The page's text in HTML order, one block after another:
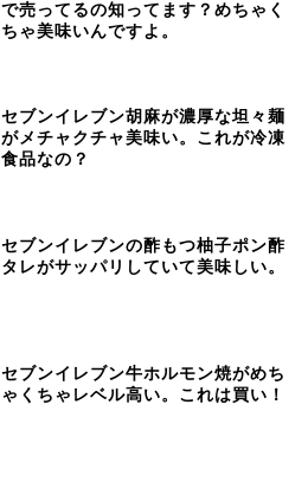
で売ってるの知ってます？めちゃく
ちゃ美味いんですよ。
セブンイレブン胡麻が濃厚な坦々麺
がメチャクチャ美味い。これが冷凍
食品なの？
セブンイレブンの酢もつ柚子ポン酢
タレがサッパリしていて美味しい。
セブンイレブン牛ホルモン焼がめち
ゃくちゃレベル高い。これは買い！